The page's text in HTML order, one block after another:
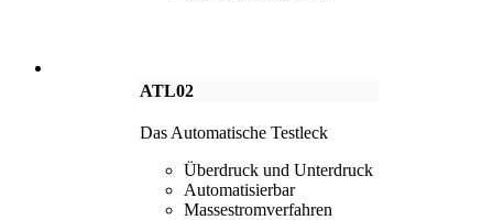
ATL02
Das Automatische Testleck
Überdruck und Unterdruck
Automatisierbar
Massestromverfahren